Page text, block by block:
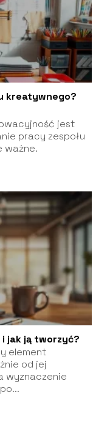
kreatywnego?
jest
pracy zespołu
ważne.
jak ją tworzyć?
element
od jej
wyznaczenie